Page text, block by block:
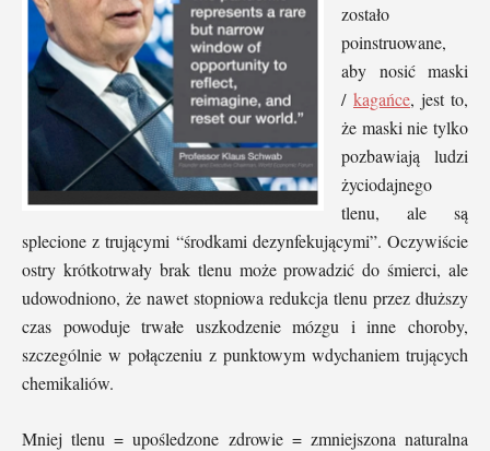
zostało
poinstruowane,
aby nosić maski
/ kagańce, jest to,
że maski nie tylko
pozbawiają ludzi
życiodajnego
tlenu, ale są
splecione z trującymi “środkami dezynfekującymi”. Oczywiście
ostry krótkotrwały brak tlenu może prowadzić do śmierci, ale
udowodniono, że nawet stopniowa redukcja tlenu przez dłuższy
czas powoduje trwałe uszkodzenie mózgu i inne choroby,
szczególnie w połączeniu z punktowym wdychaniem trujących
chemikaliów.
Mniej tlenu = upośledzone zdrowie = zmniejszona naturalna